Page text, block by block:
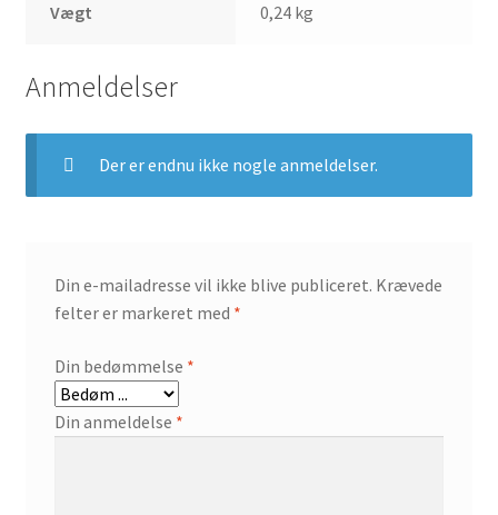
Vægt 0,24 kg
Anmeldelser
Der er endnu ikke nogle anmeldelser.
Din e-mailadresse vil ikke blive publiceret. Krævede
felter er markeret med *
Din bedømmelse *
Din anmeldelse *